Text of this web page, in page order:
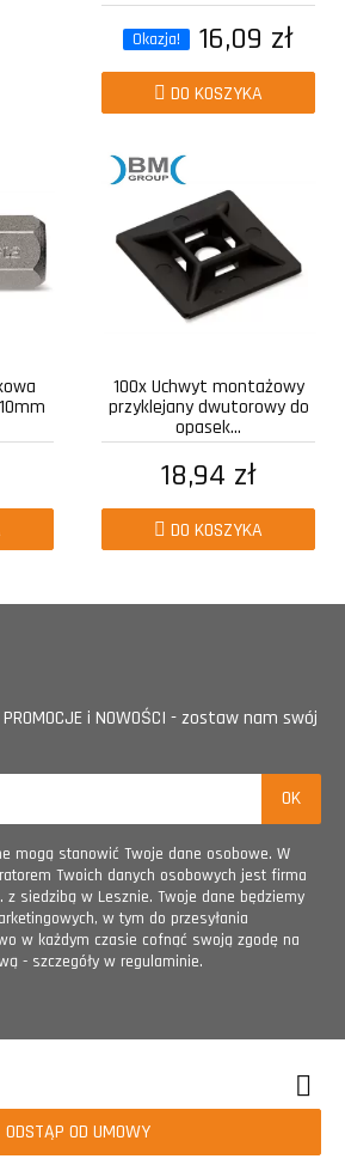
Okazja! 16,09 zł
DO KOSZYKA
100x Uchwyt montażowy
przyklejany dwutorowy do
opasek...
18,94 zł
DO KOSZYKA
i NOWOŚCI - zostaw nam swój
mogą stanowić Twoje dane osobowe. W
Twoich danych osobowych jest firma
z siedzibą w Lesznie. Twoje dane będziemy
w tym do przesyłania
w każdym czasie cofnąć swoją zgodę na
- szczegóły w regulaminie.
ODSTĄP OD UMOWY